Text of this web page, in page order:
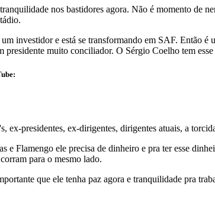
nos bastidores agora. Não é momento de
investidor e está se transformando em SAF. Então
presidente muito conciliador. O Sérgio Coelho tem
ex-presidentes, ex-dirigentes, dirigentes atuais, a
e Flamengo ele precisa de dinheiro e pra ter esse
para o mesmo lado.
que ele tenha paz agora e tranquilidade pra